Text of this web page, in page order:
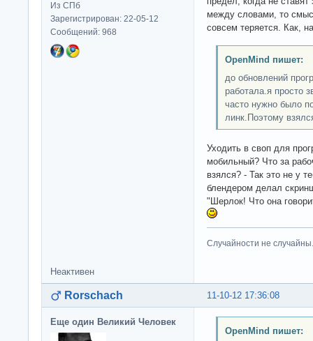
Из СПб
Зарегистрирован: 22-05-12
Сообщений: 968
между словами, то
совсем теряется. Как,
OpenMind пишет:
до обновлений
работала.я просто
часто нужно было
линк.Поэтому
Уходить в своп для
мобильный? Что за
взялся? - Так это не у
блендером делал
"Шерлок! Что она
Случайности не случайны.
Неактивен
11-10-12 17:36:08
Rorschach
Еще один Великий Человек
OpenMind пишет: